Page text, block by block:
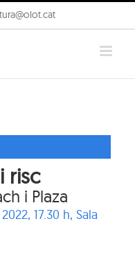
risc
i Plaza
17.30 h, Sala